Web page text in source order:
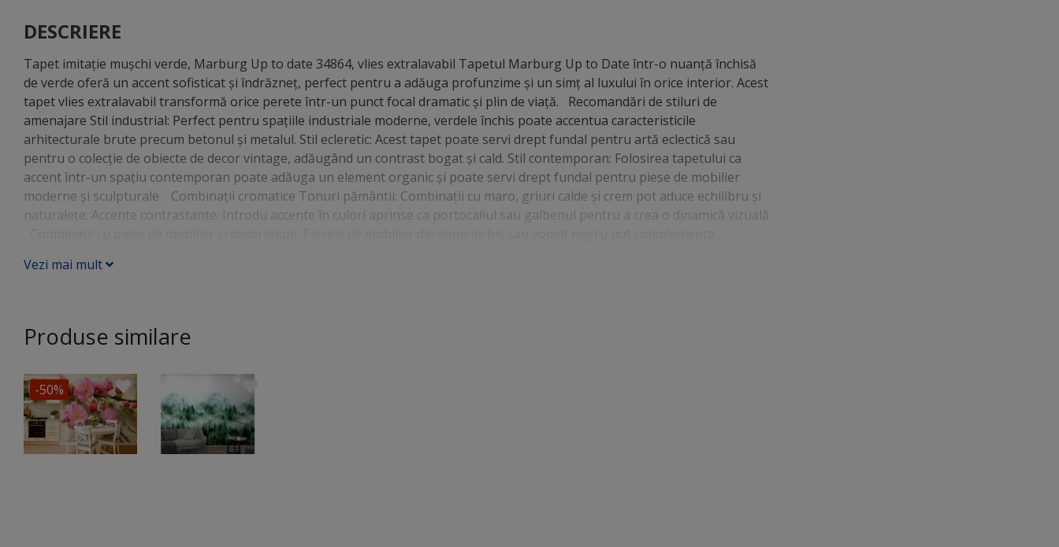
DESCRIERE
Tapet imitaţie muşchi verde, Marburg Up to date 34864, vlies extralavabil Tapetul Marburg Up to Date într-o nuanță închisă
de verde oferă un accent sofisticat și îndrăzneț, perfect pentru a adăuga profunzime și un simț al luxului în orice interior. Acest
tapet vlies extralavabil transformă orice perete într-un punct focal dramatic și plin de viață. Recomandări de stiluri de
amenajare Stil industrial: Perfect pentru spațiile industriale moderne, verdele închis poate accentua caracteristicile
arhitecturale brute precum betonul și metalul. Stil ecleretic: Acest tapet poate servi drept fundal pentru artă eclectică sau
pentru o colecție de obiecte de decor vintage, adăugând un contrast bogat și cald. Stil contemporan: Folosirea tapetului ca
accent într-un spațiu contemporan poate adăuga un element organic și poate servi drept fundal pentru piese de mobilier
moderne și sculpturale. Combinaţii cromatice Tonuri pământii: Combinații cu maro, griuri calde și crem pot aduce echilibru și
naturalețe. Accente contrastante: Introdu accente în culori aprinse ca portocaliul sau galbenul pentru a crea o dinamică vizuală.
crea un look sofisticat. Elemente naturale: Adaugă elemente din materiale naturale, cum ar fi ratanul, pentru a echilibra
Vezi mai mult
Produse similare
-50%